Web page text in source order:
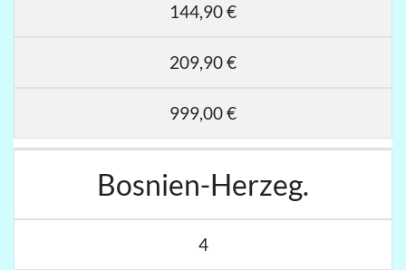
144,90 €
209,90 €
999,00 €
Bosnien-Herzeg.
4